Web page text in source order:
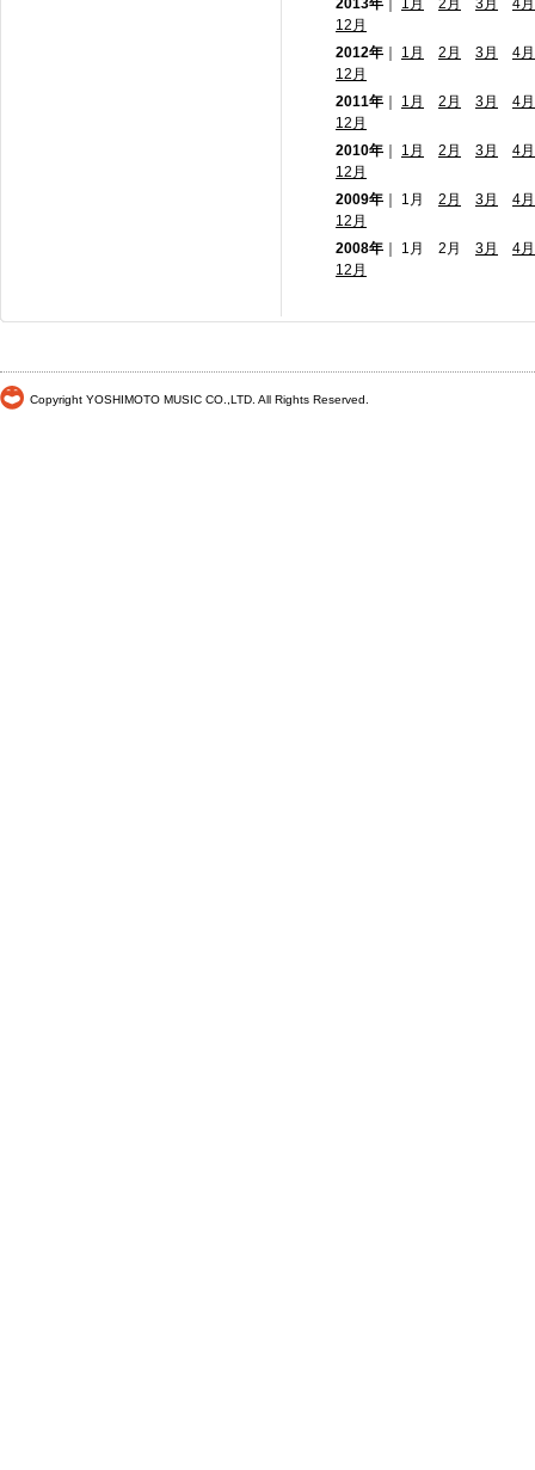
2013年
1月 2月 3月
4月
12月
2012年
1月 2月 3月
4月
12月
2011年
1月 2月 3月
4月
12月
2010年
1月 2月 3月
4月
12月
2009年 ｜ 1月 2月 3月
4月
12月
2008年 ｜ 1月 2月 3月
4月
12月
Copyright YOSHIMOTO MUSIC CO.,LTD. All Rights Reserved.